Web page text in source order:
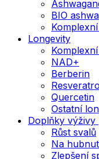
BIO
Longevity
NAD+
Berberin
Quercetin
Ostatní
Doplňky výživy
Růst svalů
Na
Zlepšení